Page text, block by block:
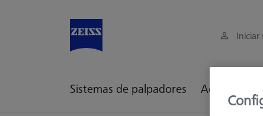
Iniciar
Sistemas de palpadores Accesorios